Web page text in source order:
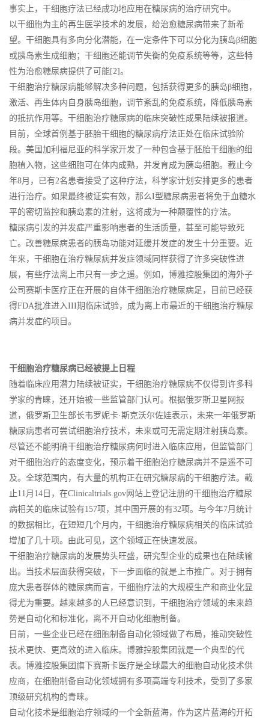
事实上，干细胞疗法已经成功地应用在糖尿病的治疗研究中。
以干细胞为主的再生医学技术的发展，给治愈糖尿病带来了新希
望。干细胞具有多向分化潜能，在一定条件下可以分化为胰岛β细胞
或胰岛素生成细胞；干细胞还能调节失衡的免疫系统等等，这些特
性为治愈糖尿病提供了可能[2]。
干细胞治疗糖尿病能够解决多种问题，包括获得更多的胰岛β细胞，
激活、再生体内自身胰岛细胞，调节紊乱的免疫系统，降低胰岛素
的抵抗作用等。干细胞治疗糖尿病的临床突破性成果陆续被报道。
目前，全球首例基于胚胎干细胞的糖尿病疗法正处在临床试验阶
段。美国加利福尼亚的科学家开发了一种包含基于胚胎干细胞的细
胞植入物，这些细胞可在体内成熟，并发育成为胰岛细胞。截止今
年8月，已有2名患者接受了这种疗法，科学家计划安排更多的患者
进行治疗。如果最终被证实有效，那么I型糖尿病患者将免于血糖水
平的密切监控和胰岛素的注射，这将成为一种颠覆性的疗法。
糖尿病引发的并发症严重影响患者的生活质量，甚至可能导致死
亡。改善糖尿病患者的胰岛功能对延缓并发症的发生十分重要。近
年来，干细胞在治疗糖尿病并发症领域同样获得了许多突破性进
展，有些疗法离上市只有一步之遥。例如，博雅控股集团的海外子
公司赛斯卡医疗正在开展的自体干细胞治疗糖尿病足，目前已经获
得FDA批准进入III期临床试验，成为离上市最近的干细胞治疗糖尿
病并发症的项目。
干细胞治疗糖尿病已经被提上日程
随着临床应用潜力陆续被证实，干细胞治疗糖尿病不仅得到许多科
学家的青睐，还开始被一些监管部门认可。根据俄罗斯卫星网报
道，俄罗斯卫生部长韦罗妮卡·斯克沃尔佐娃表示，未来一年俄罗斯
糖尿病患者可尝试细胞治疗技术，未来或可无需定期注射胰岛素。
尽管还不能明确干细胞治疗糖尿病何时进入临床应用，但监管部门
对干细胞治疗的态度变化，预示着干细胞治疗糖尿病并不是遥不可
及。全球范围内，有大量的机构正在研究糖尿病的干细胞疗法。截
止11月14日，在Clinicaltrials.gov网站上登记注册的干细胞治疗糖尿
病相关的临床试验有157项，其中国开展的有32项。与今年7月统计
的数据相比，在短短几个月内，干细胞治疗糖尿病相关的临床试验
增加了几十项。由此可见，这个领域正在快速发展。
干细胞治疗糖尿病的发展势头旺盛，研究型企业的成果也在陆续输
出。当技术层面获得突破，下一步面临的就是上市推广。对于拥有
庞大患者群体的糖尿病而言，干细胞疗法的大规模生产和商业化显
得尤为重要。越来越多的人已经意识到，干细胞治疗领域的未来趋
势是自动化和标准化，离不开自动化细胞制备。
目前，一些企业已经在细胞制备自动化领域做了布局，推动突破性
技术更快、更高效的进入临床。博雅控股集团就是一个典型的代
表。博雅控股集团旗下赛斯卡医疗是全球最大的细胞自动化技术供
应商，在细胞制备自动化领域拥有多项高端专利技术，受到了多家
顶级研究机构的青睐。
自动化技术是细胞治疗领域的一个全新蓝海，作为这片蓝海的开拓